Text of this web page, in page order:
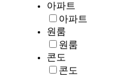
아파트
아파트
원룸
원룸
콘도
콘도